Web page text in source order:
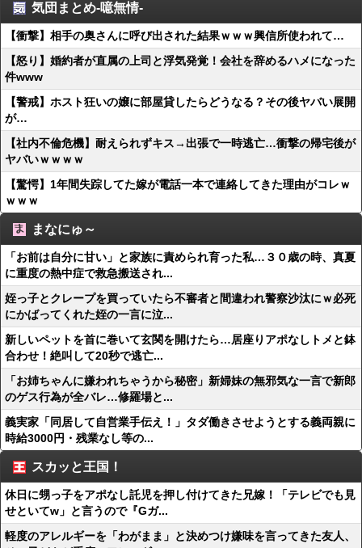
気団まとめ-噫無情-
【衝撃】相手の奥さんに呼び出された結果ｗｗｗ興信所使われて…
【怒り】婚約者が直属の上司と浮気発覚！会社を辞めるハメになった
件www
【警戒】ホスト狂いの嬢に部屋貸したらどうなる？その後ヤバい展開
が…
【社内不倫危機】耐えられずキス→出張で一時逃亡…衝撃の帰宅後が
ヤバいｗｗｗｗ
【驚愕】1年間失踪してた嫁が電話一本で連絡してきた理由がコレｗ
ｗｗｗ
まなにゅ～
「お前は自分に甘い」と家族に責められ育った私…３０歳の時、真夏
に重度の熱中症で救急搬送され...
姪っ子とクレープを買っていたら不審者と間違われ警察沙汰にｗ必死
にかばってくれた姪の一言に泣...
新しいペットを首に巻いて玄関を開けたら…居座りアポなしトメと鉢
合わせ！絶叫して20秒で逃亡...
「お姉ちゃんに嫌われちゃうから秘密」新婦妹の無邪気な一言で新郎
のゲス行為が全バレ…修羅場と...
義実家「同居して自営業手伝え！」タダ働きさせようとする義両親に
時給3000円・残業なし等の...
スカッと王国！
休日に甥っ子をアポなし託児を押し付けてきた兄嫁！「テレビでも見
せといてw」と言うので『Gガ...
軽度のアレルギーを「わがまま」と決めつけ嫌味を言ってきた友人、